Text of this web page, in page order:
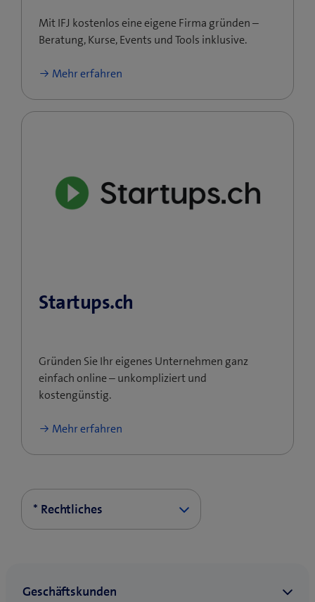
Mit IFJ kostenlos eine eigene Firma gründen –
Beratung, Kurse, Events und Tools inklusive.
Mehr erfahren
Startups.ch
Gründen Sie Ihr eigenes Unternehmen ganz
einfach online – unkompliziert und
kostengünstig.
Mehr erfahren
* Rechtliches
Neuabschluss von beem Office,